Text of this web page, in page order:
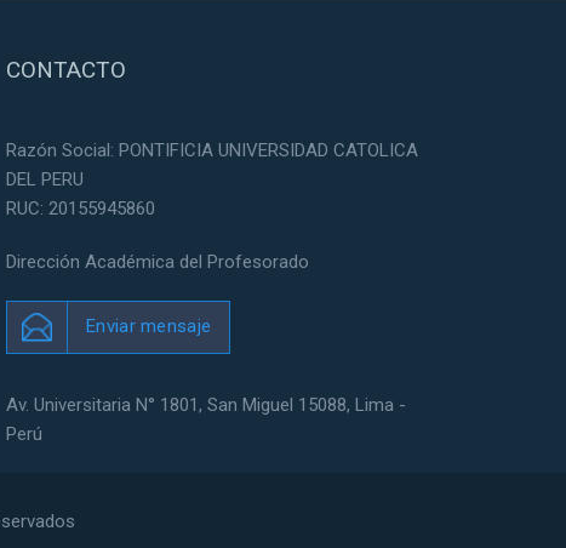
CONTACTO
Razón Social: PONTIFICIA UNIVERSIDAD CATOLICA
DEL PERU
RUC: 20155945860
Dirección Académica del Profesorado
Enviar mensaje
Av. Universitaria N° 1801, San Miguel 15088, Lima -
Perú